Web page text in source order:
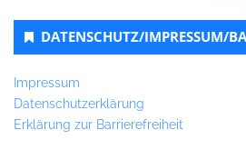
DATENSCHUTZ/IMPRESSUM/
Impressum
Datenschutzerklärung
Erklärung zur Barrierefreiheit